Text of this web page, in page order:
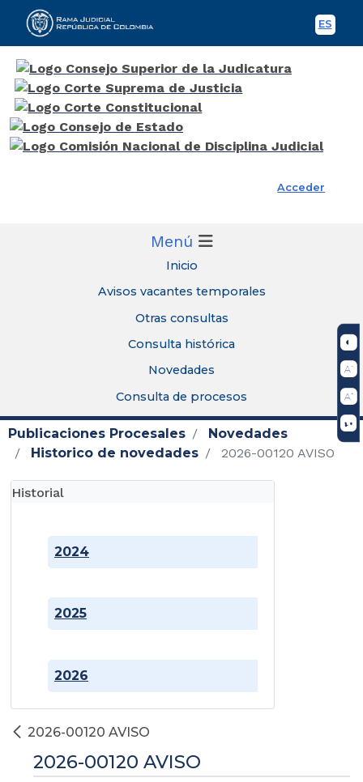
ES
Rama Judicial
Acceder
Menú
Inicio
Avisos vacantes temporales
Otras consultas
Consulta histórica
Novedades
Consulta de procesos
Publicaciones Procesales
Novedades
Historico de novedades
2026-00120 AVISO
Historial
2024
2025
2026
2026-00120 AVISO
2026-00120 AVISO